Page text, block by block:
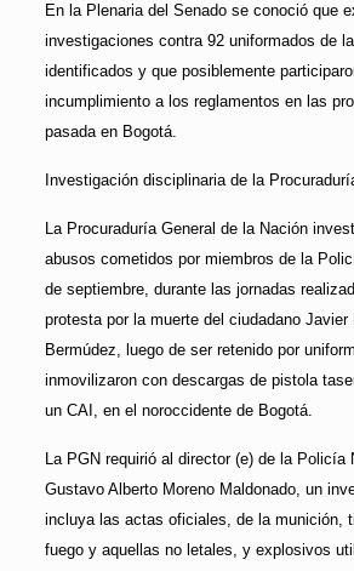
En la Plenaria del Senado se conoció que
investigaciones contra 92 uniformados de
identificados y que posiblemente
incumplimiento a los reglamentos en las
pasada en Bogotá.
Investigación disciplinaria de la
La Procuraduría General de la Nación
abusos cometidos por miembros de la
de septiembre, durante las jornadas
protesta por la muerte del ciudadano Javier
Bermúdez, luego de ser retenido por
inmovilizaron con descargas de pistola
un CAI, en el noroccidente de Bogotá.
La PGN requirió al director (e) de la Policía
Gustavo Alberto Moreno Maldonado, un
incluya las actas oficiales, de la munición,
fuego y aquellas no letales, y explosivos